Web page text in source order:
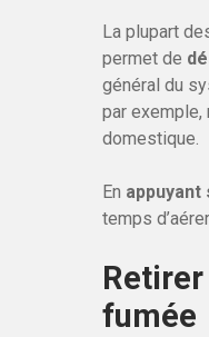
La plupart
permet de
général du
par exemple,
domestique.
En
temps
fumée